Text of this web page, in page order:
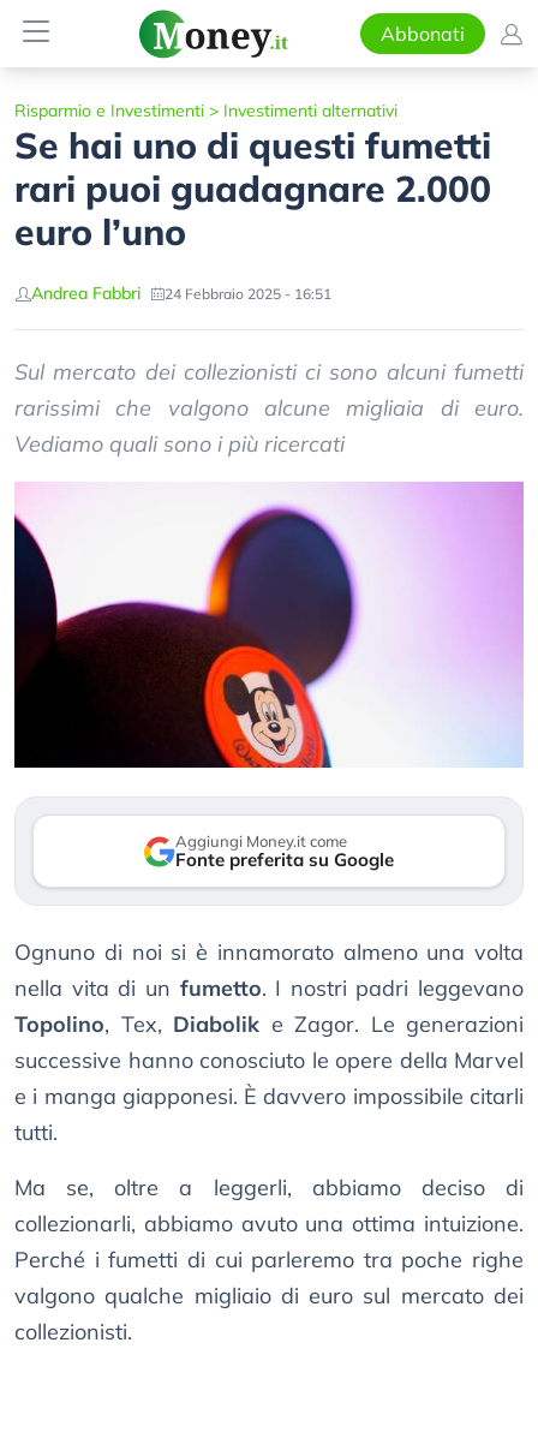
Abbonati
Risparmio e Investimenti > Investimenti alternativi
Se hai uno di questi fumetti
rari puoi guadagnare 2.000
euro l’uno
Andrea Fabbri 24 Febbraio 2025 - 16:51
Sul mercato dei collezionisti ci sono alcuni fumetti
rarissimi che valgono alcune migliaia di euro.
Vediamo quali sono i più ricercati
Aggiungi Money.it come
Fonte preferita su Google
Ognuno di noi si è innamorato almeno una volta
nella vita di un fumetto. I nostri padri leggevano
Topolino, Tex, Diabolik e Zagor. Le generazioni
successive hanno conosciuto le opere della Marvel
e i manga giapponesi. È davvero impossibile citarli
tutti.
Ma se, oltre a leggerli, abbiamo deciso di
collezionarli, abbiamo avuto una ottima intuizione.
Perché i fumetti di cui parleremo tra poche righe
valgono qualche migliaio di euro sul mercato dei
collezionisti.